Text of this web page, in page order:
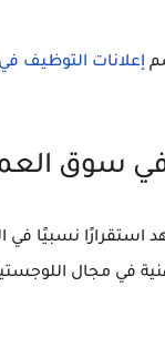
إعلانات التوظيف في
في سوق
استقرارًا نسبيًا في
في مجال